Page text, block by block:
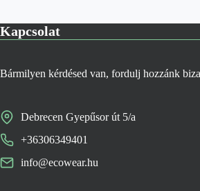
Kapcsolat
Bármilyen kérdésed van, fordulj hozzánk
Debrecen Gyepűsor út 5/a
+36306349401
info@ecowear.hu